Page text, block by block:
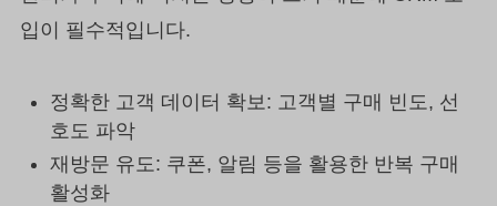
입이 필수적입니다.
정확한 고객 데이터 확보: 고객별 구매 빈도, 선
호도 파악
재방문 유도: 쿠폰, 알림 등을 활용한 반복 구매
활성화